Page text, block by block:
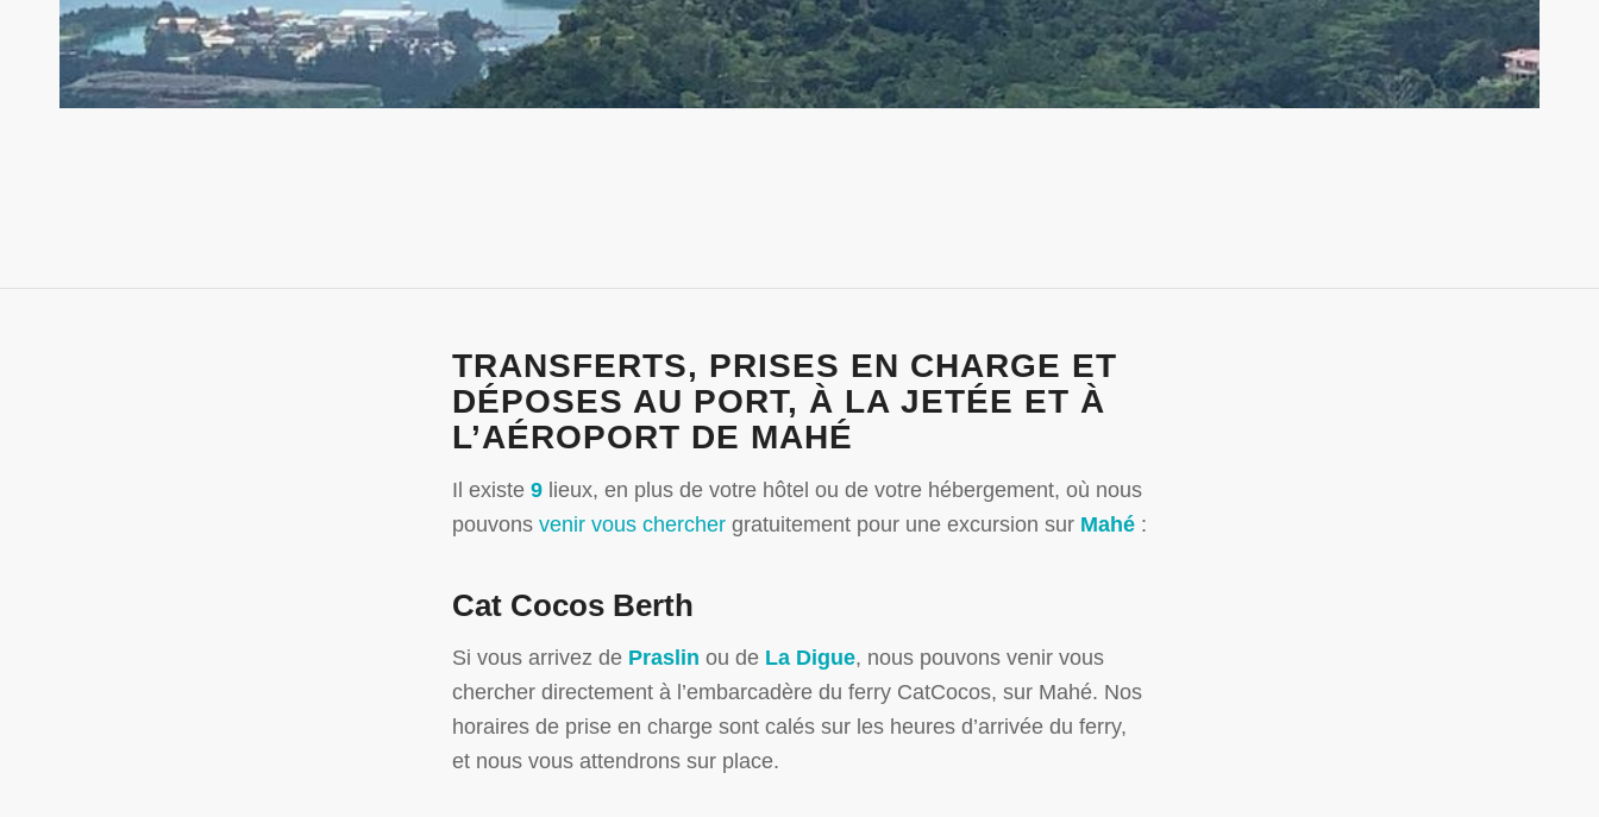
TRANSFERTS, PRISES EN CHARGE ET
DÉPOSES AU PORT, À LA JETÉE ET À
L’AÉROPORT DE MAHÉ
Il existe 9lieux, en plus de votre hôtel ou de votre hébergement, où nous
pouvons venir vous cherchergratuitement pour une excursion sur Mahé:
Cat Cocos Berth
Si vous arrivez de Praslin ou de La Digue, nous pouvons venir vous
chercher directement à l’embarcadère du ferry CatCocos, sur Mahé. Nos
horaires de prise en charge sont calés sur les heures d’arrivée du ferry,
et nous vous attendrons sur place.